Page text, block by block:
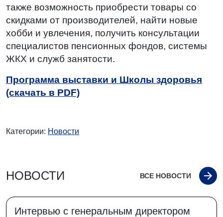
также возможность приобрести товары со
скидками от производителей, найти новые
хобби и увлечения, получить консультации
специалистов пенсионных фондов, системы
ЖКХ и служб занятости.
Программа выставки и Школы здоровья
(скачать в PDF)
Категории: Новости
НОВОСТИ ВСЕ НОВОСТИ
Интервью с генеральным директором